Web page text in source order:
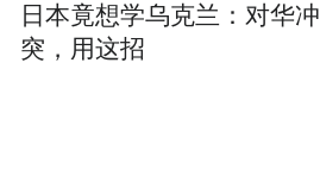
日本竟想学乌克兰：对华冲
突，用这招